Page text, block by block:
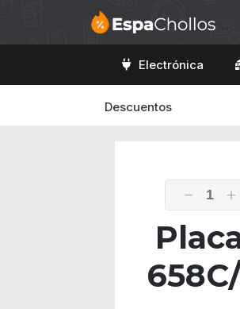
Electrónica
Descuentos
1